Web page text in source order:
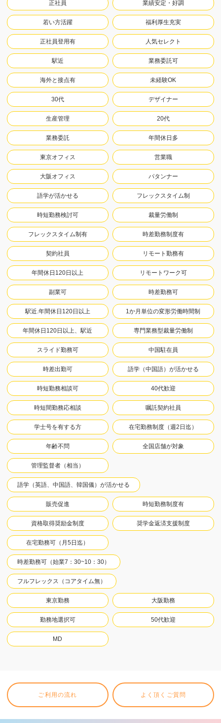
正社員 業績安定・好調
若い方活躍 福利厚生充実
正社員登用有 人気セレクト
駅近 業務委託可
海外と接点有 未経験OK
30代 デザイナー
生産管理 20代
業務委託 年間休日多
東京オフィス 営業職
大阪オフィス パタンナー
語学が活かせる フレックスタイム制
時短勤務検討可 裁量労働制
フレックスタイム制有 時差勤務制度有
契約社員 リモート勤務有
年間休日120日以上 リモートワーク可
副業可 時差勤務可
駅近.年間休日120日以上 1か月単位の変形労働時間制
年間休日120日以上、駅近 専門業務型裁量労働制
スライド勤務可 中国駐在員
時差出勤可 語学（中国語）が活かせる
時短勤務相談可 40代歓迎
時短間勤務応相談 嘱託契約社員
学士号を有する方 在宅勤務制度（週2日迄）
年齢不問 全国店舗が対象
管理監督者（相当）
語学（英語、中国語、韓国儀）が活かせる
販売促進 時短勤務制度有
資格取得奨励金制度 奨学金返済支援制度
在宅勤務可（月5日迄）
時差勤務可（始業7：30~10：30）
フルフレックス（コアタイム無）
東京勤務 大阪勤務
勤務地選択可 50代歓迎
MD
ご利用の流れ よく頂くご質問